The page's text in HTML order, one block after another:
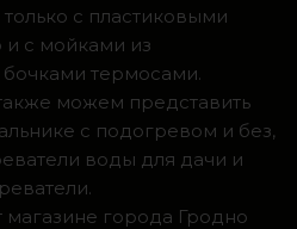
с пластиковыми
с мойками из
термосами.
можем представить
с подогревом и без,
воды для дачи и
города Гродно